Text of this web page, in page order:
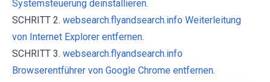
Systemsteuerung deinstallieren.
SCHRITT 2. websearch.flyandsearch.info Weiterleitung
von Internet Explorer entfernen.
SCHRITT 3. websearch.flyandsearch.info
Browserentführer von Google Chrome entfernen.